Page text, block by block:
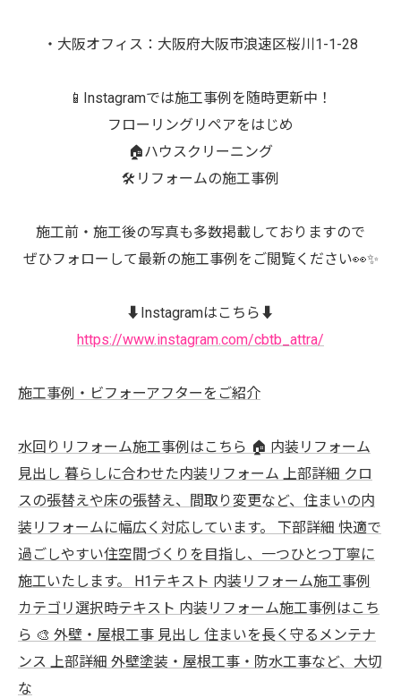
・大阪オフィス：大阪府大阪市浪速区桜川1-1-28
📱Instagramでは施工事例を随時更新中！
フローリングリペアをはじめ
🏠ハウスクリーニング
🛠️リフォームの施工事例
施工前・施工後の写真も多数掲載しておりますので
ぜひフォローして最新の施工事例をご閲覧ください👀✨
⬇️Instagramはこちら⬇️
https://www.instagram.com/cbtb_attra/
施工事例・ビフォーアフターをご紹介
水回りリフォーム施工事例はこちら 🏠 内装リフォーム
見出し 暮らしに合わせた内装リフォーム 上部詳細 クロ
スの張替えや床の張替え、間取り変更など、住まいの内
装リフォームに幅広く対応しています。 下部詳細 快適で
過ごしやすい住空間づくりを目指し、一つひとつ丁寧に
施工いたします。 H1テキスト 内装リフォーム施工事例
カテゴリ選択時テキスト 内装リフォーム施工事例はこち
ら 🎨 外壁・屋根工事 見出し 住まいを長く守るメンテナ
ンス 上部詳細 外壁塗装・屋根工事・防水工事など、大切
な